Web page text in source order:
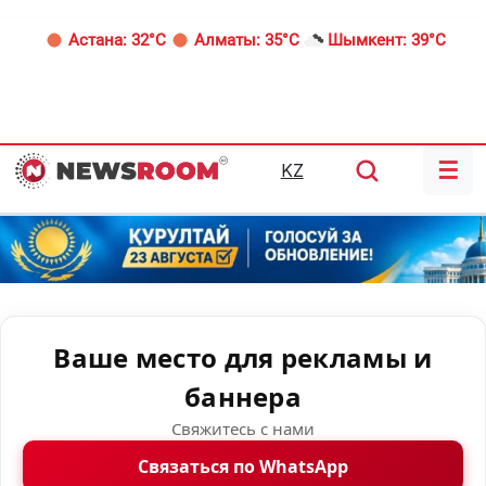
Астана: 32°C Алматы: 35°C Шымкент: 39°C
KZ ☰
Ваше место для рекламы и
баннера
Свяжитесь с нами
Связаться по WhatsApp